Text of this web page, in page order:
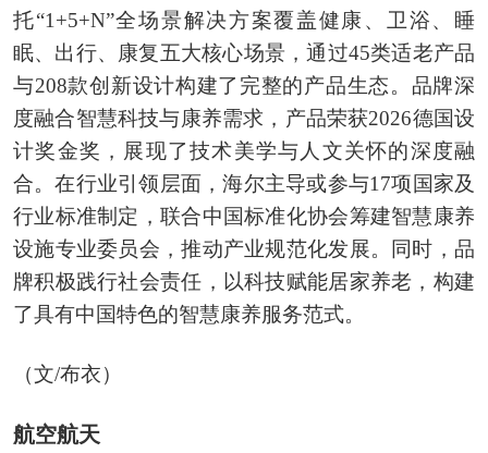
托“1+5+N”全场景解决方案覆盖健康、卫浴、睡
眠、出行、康复五大核心场景，通过45类适老产品
与208款创新设计构建了完整的产品生态。品牌深
度融合智慧科技与康养需求，产品荣获2026德国设
计奖金奖，展现了技术美学与人文关怀的深度融
合。在行业引领层面，海尔主导或参与17项国家及
行业标准制定，联合中国标准化协会筹建智慧康养
设施专业委员会，推动产业规范化发展。同时，品
牌积极践行社会责任，以科技赋能居家养老，构建
了具有中国特色的智慧康养服务范式。
（文/布衣）
航空航天